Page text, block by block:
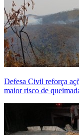
Defesa Civil reforça
maior risco de